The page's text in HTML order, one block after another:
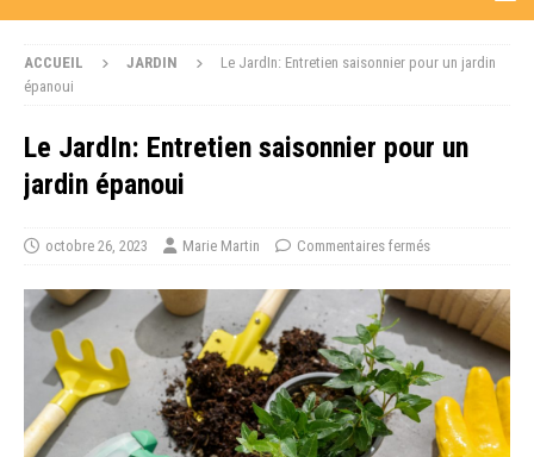
ACCUEIL JARDIN
Le JardIn: Entretien saisonnier pour un jardin
épanoui
Le JardIn: Entretien saisonnier pour un
jardin épanoui
octobre 26, 2023 Marie Martin Commentaires fermés